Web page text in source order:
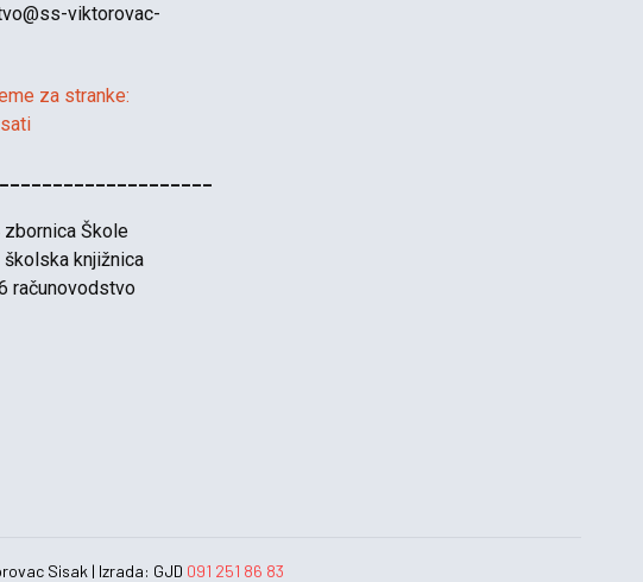
viktorovac-
za stranke:
Škole
knjižnica
računovodstvo
Sisak | Izrada: GJD 091 251 86 83